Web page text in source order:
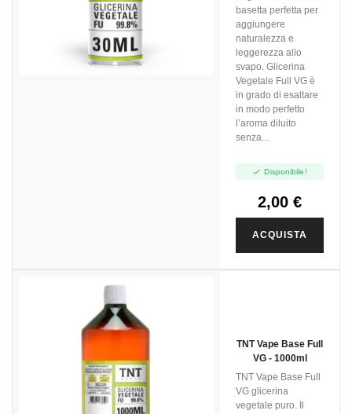
basetta perfetta per
aggiungere
naturalezza e
leggerezza allo
svapo. Glicerina
Vegetale Full VG è
in grado di esaltare
in modo perfetto
l’aroma diluito
senza...
 Disponibile!
2,00 €
ACQUISTA
TNT Vape Base Full
VG - 1000ml
TNT Vape Base Full
VG glicerina
vegetale puro. Il